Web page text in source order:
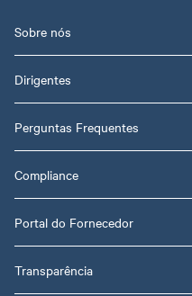
Sobre nós
Dirigentes
Perguntas Frequentes
Compliance
Portal do Fornecedor
Transparência